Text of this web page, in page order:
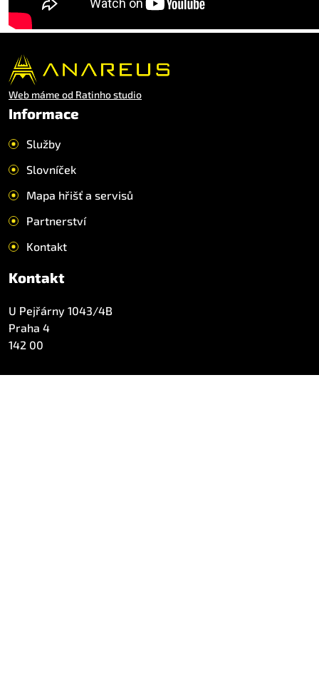
Web máme od Ratinho studio
Informace
Služby
Slovníček
Mapa hřišť a servisů
Partnerství
Kontakt
Kontakt
U Pejřárny 1043/4B
Praha 4
142 00